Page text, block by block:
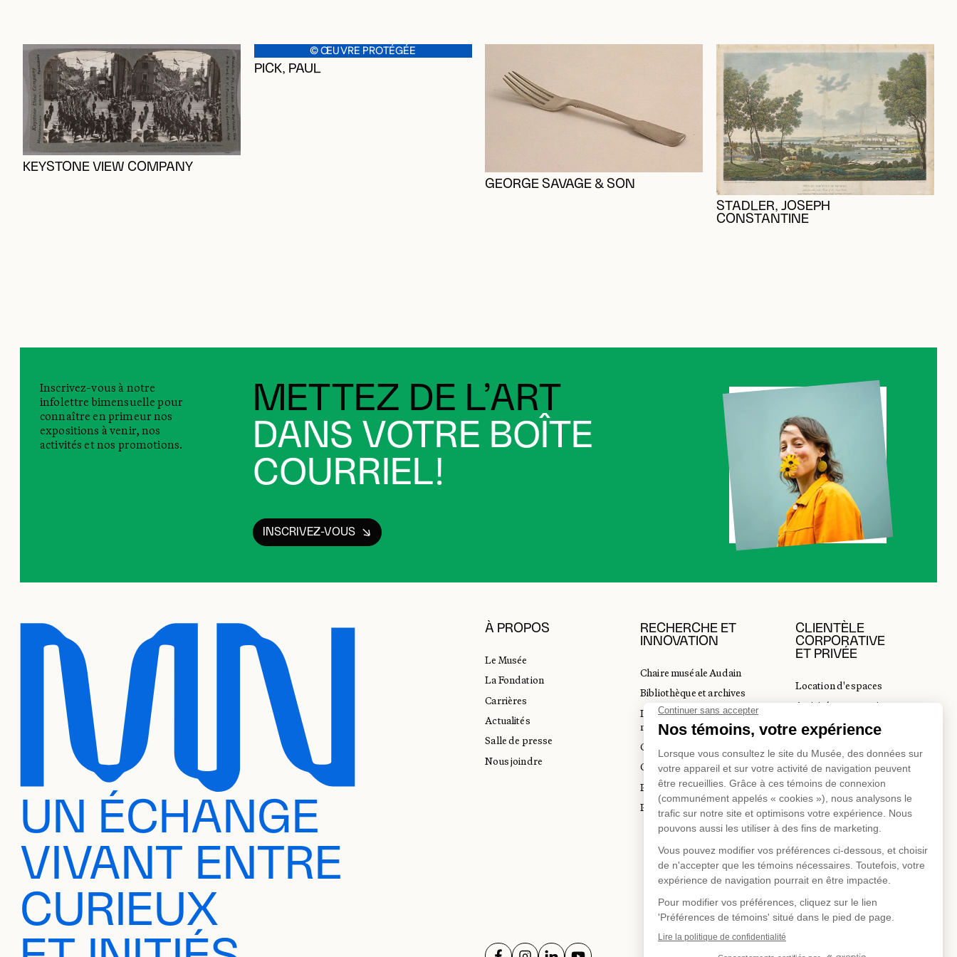
KEYSTONE VIEW COMPANY
© ŒUVRE PROTÉGÉE
PICK, PAUL
GEORGE SAVAGE & SON
STADLER, JOSEPH
CONSTANTINE
METTEZ DE L’ART
DANS VOTRE BOÎTE
COURRIEL!
Inscrivez-vous à notre
infolettre bimensuelle pour
connaître en primeur nos
expositions à venir, nos
activités et nos promotions.
INSCRIVEZ-VOUS
UN ÉCHANGE
VIVANT ENTRE
CURIEUX
À PROPOS
Le Musée
La Fondation
Carrières
Actualités
Salle de presse
Nous joindre
RECHERCHE ET
INNOVATION
Chaire muséale Audain
Bibliothèque et archives
Incubateur d’innovations
muséales
Guide de numérisation 3D
Commandes d'images
Prix en art actuel
Prix Lynne-Cohen
CLIENTÈLE
CORPORATIVE
ET PRIVÉE
Location d'espaces
Activités corporatives
Location d'œuvres
du tourisme